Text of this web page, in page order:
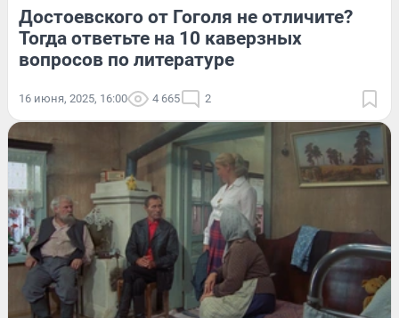
Достоевского от Гоголя не отличите?
Тогда ответьте на 10 каверзных
вопросов по литературе
16 июня, 2025, 16:00 4 665 2